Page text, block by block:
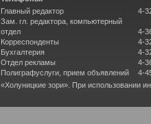
Главный редактор
Зам. гл. редактора, компьютерный
отдел
Корреспонденты
Бухгалтерия
Отдел рекламы
Полиграфуслуги, прием объявлений
4-
4-
4-
4-
4-
4-
«Холуницкие зори». При использовании